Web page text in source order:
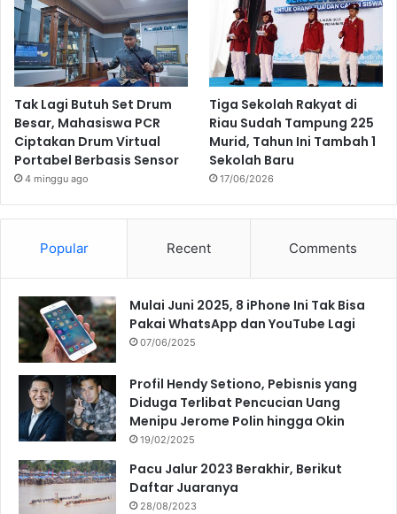
Tak Lagi Butuh Set Drum
Besar, Mahasiswa PCR
Ciptakan Drum Virtual
Portabel Berbasis Sensor
4 minggu ago
Tiga Sekolah Rakyat di
Riau Sudah Tampung 225
Murid, Tahun Ini Tambah 1
Sekolah Baru
17/06/2026
Popular Recent Comments
Mulai Juni 2025, 8 iPhone Ini Tak Bisa
Pakai WhatsApp dan YouTube Lagi
07/06/2025
Profil Hendy Setiono, Pebisnis yang
Diduga Terlibat Pencucian Uang
Menipu Jerome Polin hingga Okin
19/02/2025
Pacu Jalur 2023 Berakhir, Berikut
Daftar Juaranya
28/08/2023